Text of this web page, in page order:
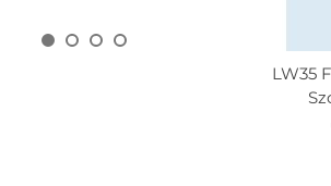
LW35